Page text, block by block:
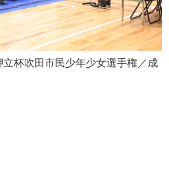
立杯吹田市民少年少女選手権／成